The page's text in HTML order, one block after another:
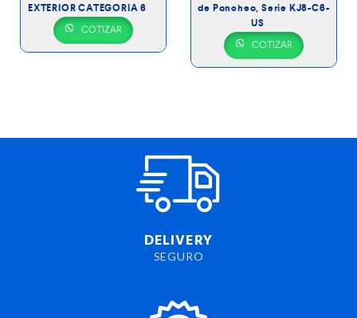
EXTERIOR CATEGORIA 6
COTIZAR
de Poncheo, Serie KJ8-C6-
US
COTIZAR
DELIVERY
SEGURO